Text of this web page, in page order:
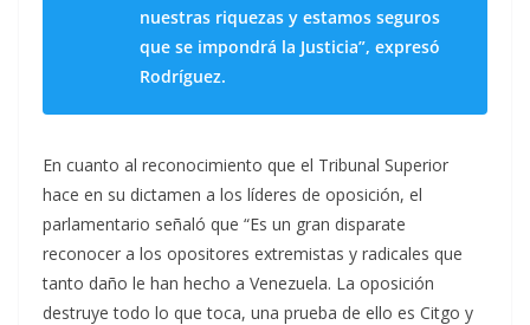
nuestras riquezas y estamos seguros
que se impondrá la Justicia”, expresó
Rodríguez.
En cuanto al reconocimiento que el Tribunal Superior
hace en su dictamen a los líderes de oposición, el
parlamentario señaló que “Es un gran disparate
reconocer a los opositores extremistas y radicales que
tanto daño le han hecho a Venezuela. La oposición
destruye todo lo que toca, una prueba de ello es Citgo y